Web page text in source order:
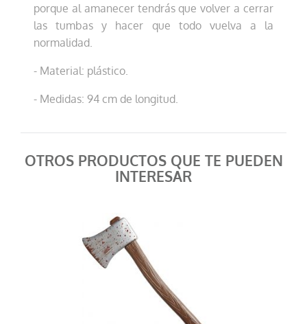
porque al amanecer tendrás que volver a cerrar
las tumbas y hacer que todo vuelva a la
normalidad.
- Material: plástico.
- Medidas: 94 cm de longitud.
OTROS PRODUCTOS QUE TE PUEDEN
INTERESAR